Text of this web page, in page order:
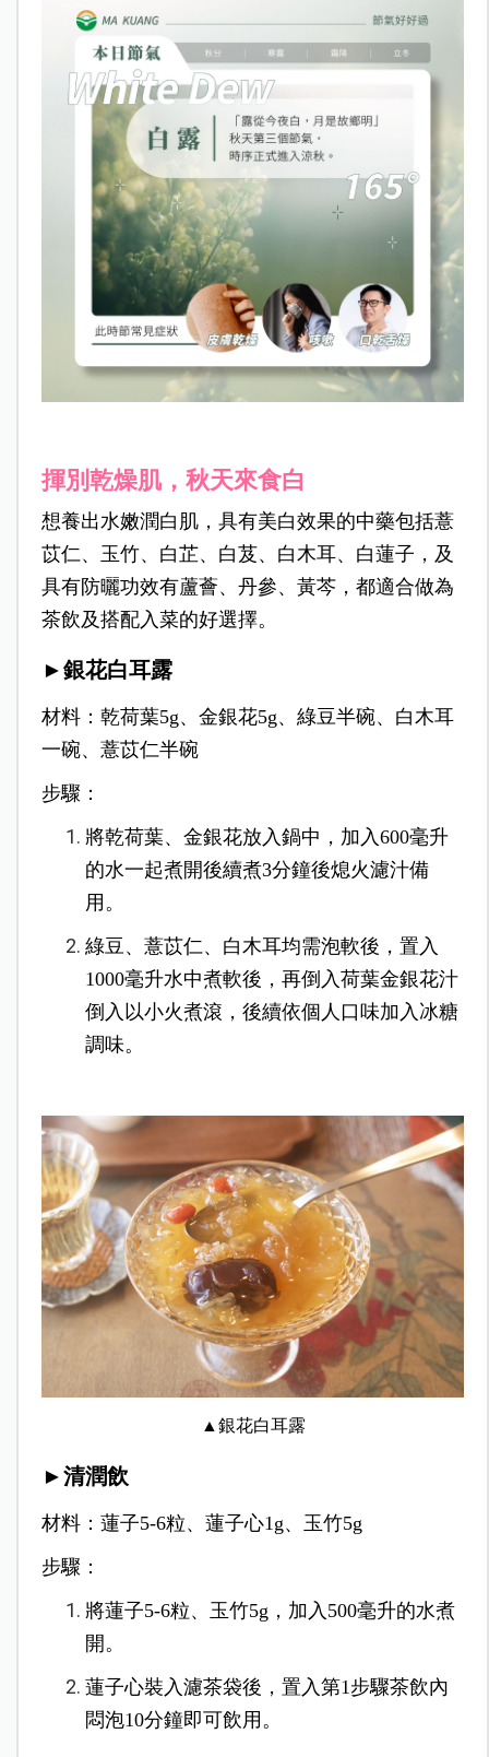
揮別乾燥肌，秋天來食白
想養出水嫩潤白肌，具有美白效果的中藥包括薏
苡仁、玉竹、白芷、白芨、白木耳、白蓮子，及
具有防曬功效有蘆薈、丹參、黃芩，都適合做為
茶飲及搭配入菜的好選擇。
►銀花白耳露
材料：乾荷葉5g、金銀花5g、綠豆半碗、白木耳
一碗、薏苡仁半碗
步驟：
將乾荷葉、金銀花放入鍋中，加入600毫升
的水一起煮開後續煮3分鐘後熄火濾汁備
用。
綠豆、薏苡仁、白木耳均需泡軟後，置入
1000毫升水中煮軟後，再倒入荷葉金銀花汁
倒入以小火煮滾，後續依個人口味加入冰糖
調味。
▲銀花白耳露
►清潤飲
材料：蓮子5-6粒、蓮子心1g、玉竹5g
步驟：
將蓮子5-6粒、玉竹5g，加入500毫升的水煮
開。
蓮子心裝入濾茶袋後，置入第1步驟茶飲內
悶泡10分鐘即可飲用。